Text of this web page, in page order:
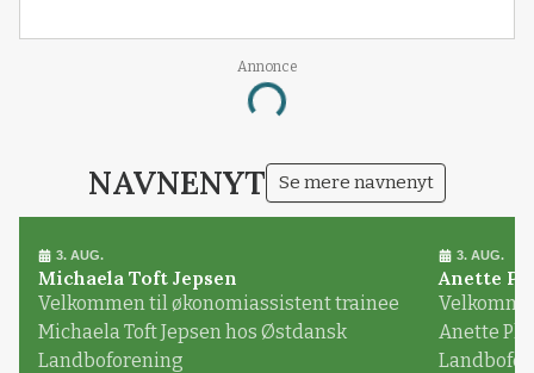
Annonce
Loading...
NAVNENYT Se mere navnenyt
3. AUG.
Michaela Toft Jepsen
Velkommen til økonomiassistent trainee
Michaela Toft Jepsen hos Østdansk
Landboforening
3. AUG.
Anette
Anette